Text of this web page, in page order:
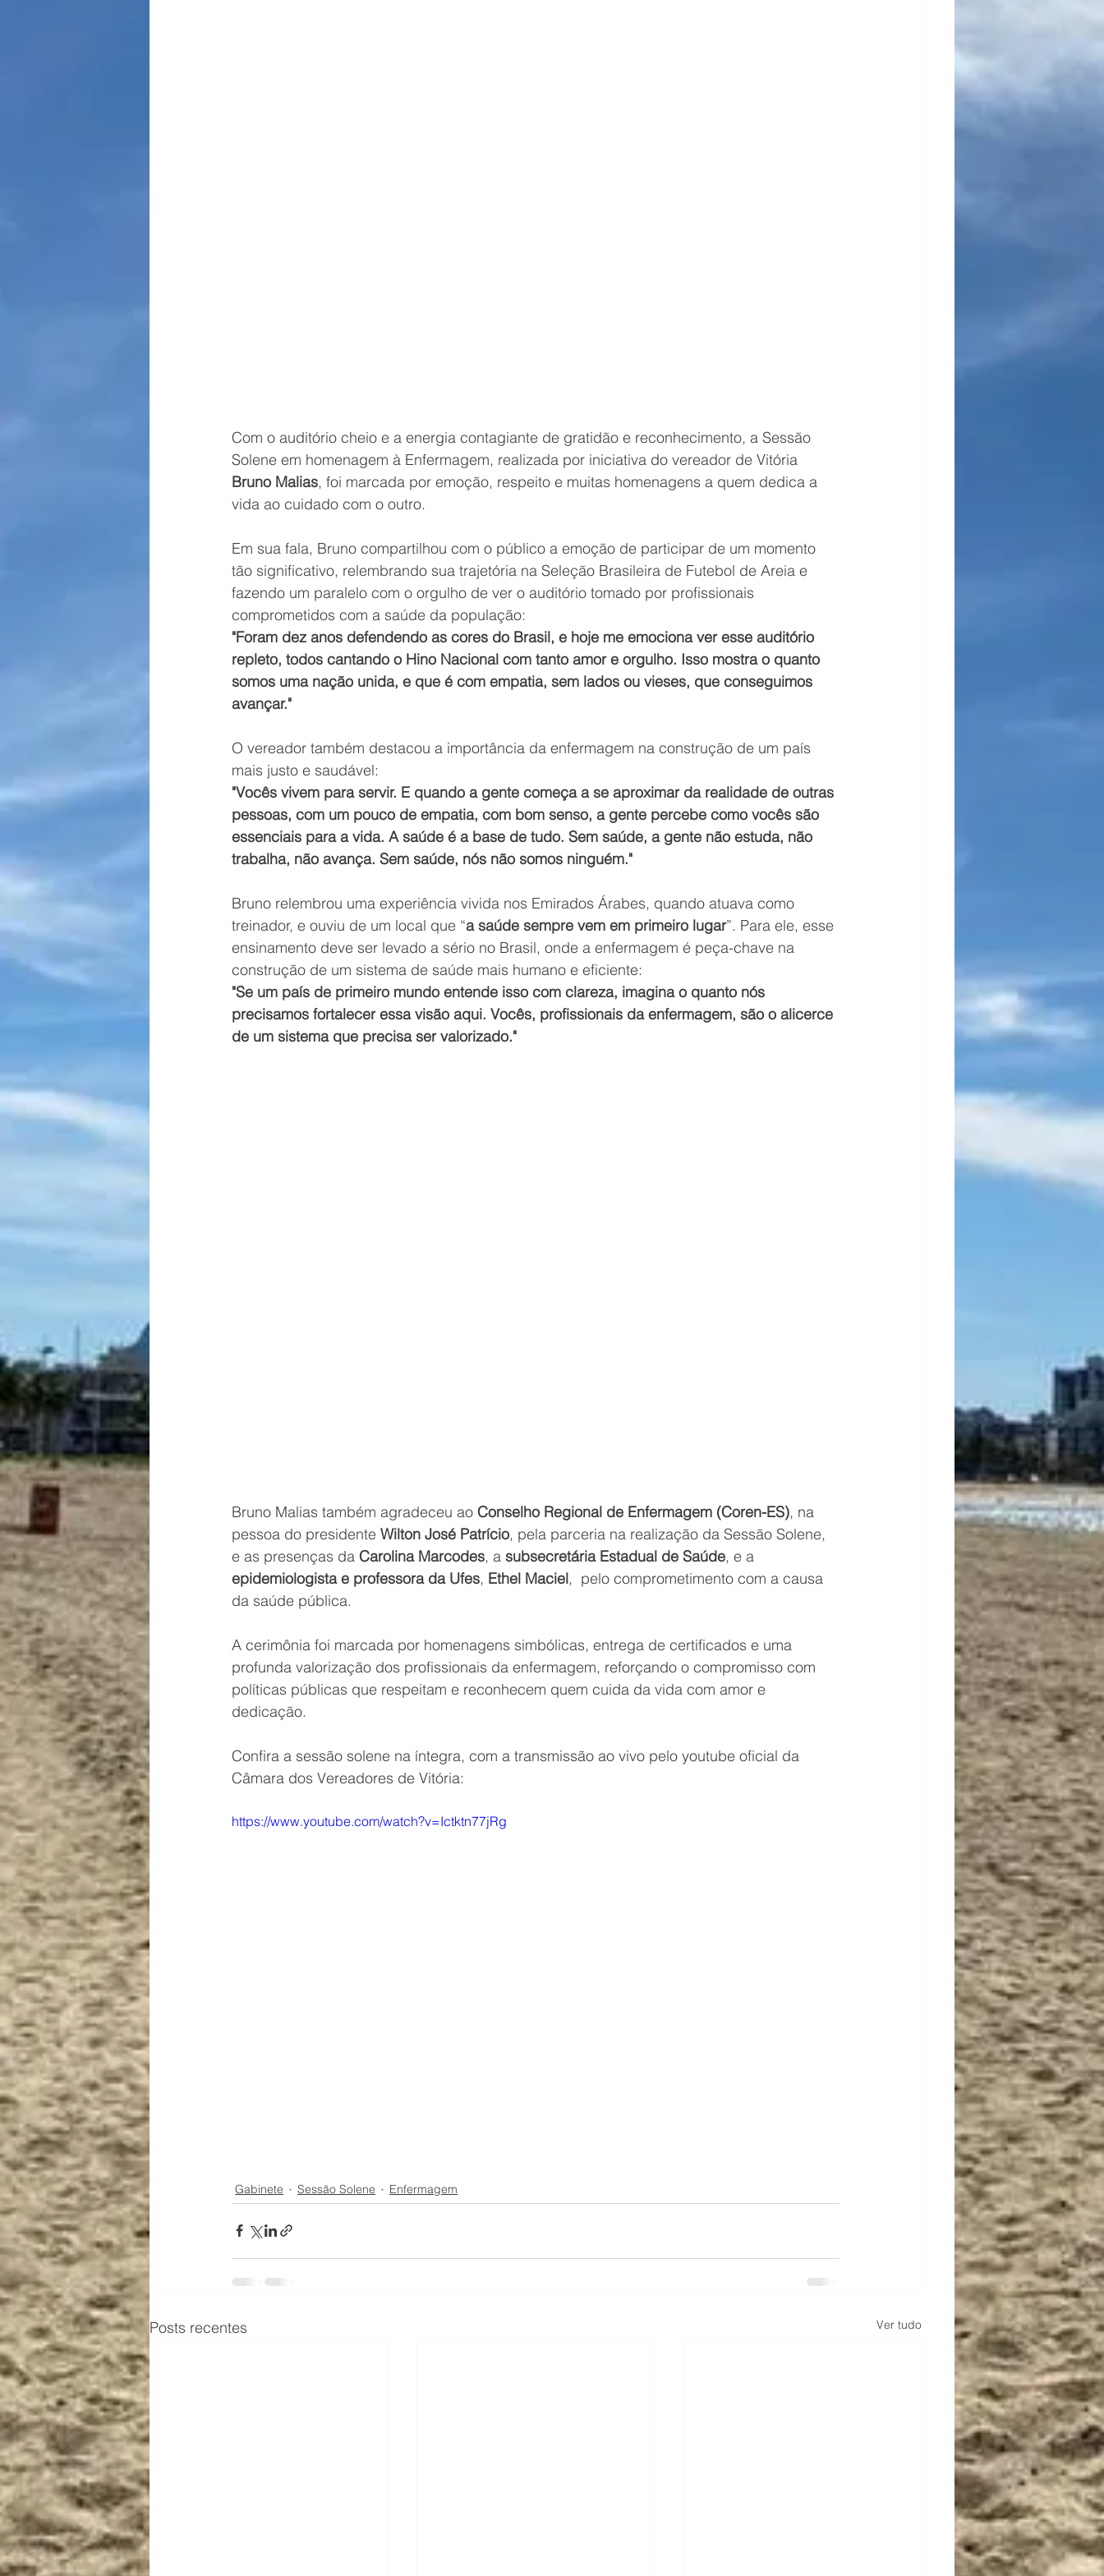
Com o auditório cheio e a energia contagiante de gratidão e reconhecimento, a Sessão
Solene em homenagem à Enfermagem, realizada por iniciativa do vereador de Vitória
Bruno Malias, foi marcada por emoção, respeito e muitas homenagens a quem dedica a
vida ao cuidado com o outro.
Em sua fala, Bruno compartilhou com o público a emoção de participar de um momento
tão significativo, relembrando sua trajetória na Seleção Brasileira de Futebol de Areia e
fazendo um paralelo com o orgulho de ver o auditório tomado por profissionais
comprometidos com a saúde da população:
"Foram dez anos defendendo as cores do Brasil, e hoje me emociona ver esse auditório
repleto, todos cantando o Hino Nacional com tanto amor e orgulho. Isso mostra o quanto
somos uma nação unida, e que é com empatia, sem lados ou vieses, que conseguimos
avançar."
O vereador também destacou a importância da enfermagem na construção de um país
mais justo e saudável:
"Vocês vivem para servir. E quando a gente começa a se aproximar da realidade de outras
pessoas, com um pouco de empatia, com bom senso, a gente percebe como vocês são
essenciais para a vida. A saúde é a base de tudo. Sem saúde, a gente não estuda, não
trabalha, não avança. Sem saúde, nós não somos ninguém."
Bruno relembrou uma experiência vivida nos Emirados Árabes, quando atuava como
treinador, e ouviu de um local que “a saúde sempre vem em primeiro lugar”. Para ele, esse
ensinamento deve ser levado a sério no Brasil, onde a enfermagem é peça-chave na
construção de um sistema de saúde mais humano e eficiente:
"Se um país de primeiro mundo entende isso com clareza, imagina o quanto nós
precisamos fortalecer essa visão aqui. Vocês, profissionais da enfermagem, são o alicerce
de um sistema que precisa ser valorizado."
Bruno Malias também agradeceu ao Conselho Regional de Enfermagem (Coren-ES), na
pessoa do presidente Wilton José Patrício, pela parceria na realização da Sessão Solene,
e as presenças da Carolina Marcodes, a subsecretária Estadual de Saúde, e a
epidemiologista e professora da Ufes, Ethel Maciel,  pelo comprometimento com a causa
da saúde pública.
A cerimônia foi marcada por homenagens simbólicas, entrega de certificados e uma
profunda valorização dos profissionais da enfermagem, reforçando o compromisso com
políticas públicas que respeitam e reconhecem quem cuida da vida com amor e
dedicação.
Confira a sessão solene na íntegra, com a transmissão ao vivo pelo youtube oficial da
Câmara dos Vereadores de Vitória:
https://www.youtube.com/watch?v=Ictktn77jRg
Gabinete Sessão Solene Enfermagem
Posts recentes Ver tudo